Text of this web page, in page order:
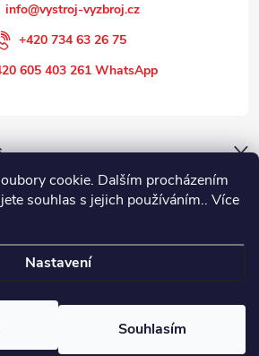
cookie. Dalším procházením
souhlas s jejich používáním.. Více
Nastavení
Souhlasím
info@vystroj-vyzbroj.cz
+420 734 63 26 75
605 403 261 WhatsApp
. Všechna práva vyhrazena.